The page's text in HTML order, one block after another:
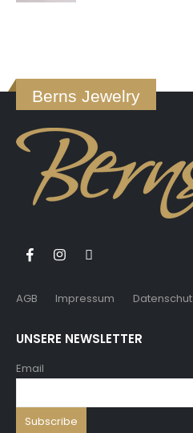
Berns Jewelry
AGB Impressum
UNSERE NEWSLETTER
Email